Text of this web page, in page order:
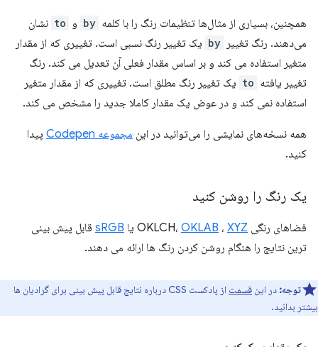
همچنین، بسیاری از مثال‌ها تنظیمات رنگ را با کلمه by و to نشان
می‌دهند. رنگ تغییر by یک تغییر رنگ نسبی است. تغییری که از مقدار
متغیر استفاده می کند و بر اساس مقدار فعلی آن تعدیل می کند. رنگ
تغییر یافته to یک تغییر رنگ مطلق است. تغییری که از مقدار متغیر
استفاده نمی کند و در عوض یک مقدار کاملا جدید را مشخص می کند.
همه نسخه‌های نمایشی را می‌توانید در این مجموعه Codepen
پیدا
کنید.
یک رنگ را روشن کنید
فضاهای رنگی OKLCH، OKLAB ، XYZ یا sRGB قابل پیش بینی
ترین نتایج را هنگام روشن کردن رنگ ها ارائه می دهند.
توجه: در این قسمت
از پادکست CSS درباره نتایج قابل پیش بینی برای گرادیان ها
بیشتر بدانید.